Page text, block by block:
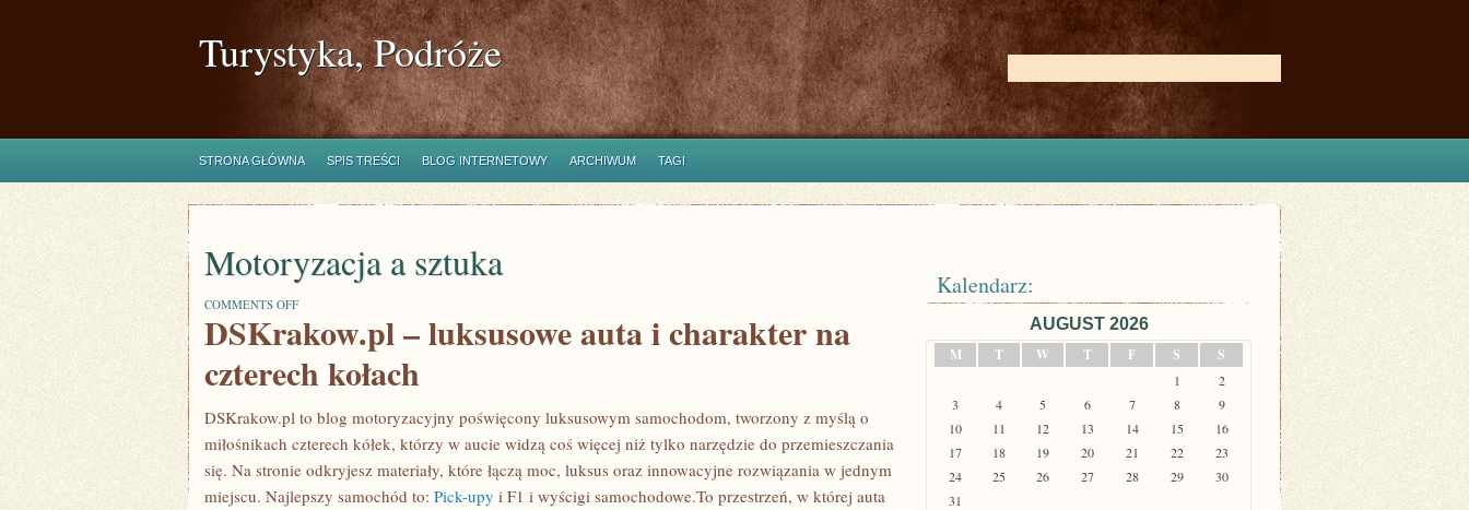
Turystyka, Podróże
STRONA GŁÓWNA SPIS TREŚCI BLOG INTERNETOWY ARCHIWUM TAGI
Motoryzacja a sztuka
COMMENTS OFFON
MOTORYZACJA
A
DSKrakow.pl – luksusowe auta i charakter na
czterech kołach
DSKrakow.pl to blog motoryzacyjny poświęcony luksusowym samochodom, tworzony z myślą o
miłośnikach czterech kółek, którzy w aucie widzą coś więcej niż tylko narzędzie do przemieszczania
się. Na stronie odkryjesz materiały, które łączą moc, luksus oraz innowacyjne rozwiązania w jednym
miejscu. Najlepszy samochód to: Pick-upy i F1 i wyścigi samochodowe.To przestrzeń, w której auta
Kalendarz:
AUGUST 2026
M
T W T F S S
1
2
3
4 5 6 7 8
9
10
11 12 13 14 15
16
17
18 19 20 21 22
23
24
25 26 27 28 29
30
31